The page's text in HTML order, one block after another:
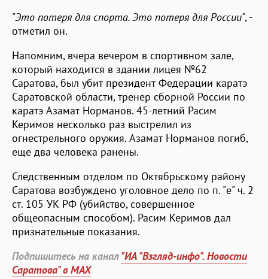
"Это потеря для спорта. Это потеря для России", -
отметил он.
Напомним, вчера вечером в спортивном зале,
который находится в здании лицея №62
Саратова, был убит президент Федерации каратэ
Саратовской области, тренер сборной России по
каратэ Азамат Норманов. 45-летний Расим
Керимов несколько раз выстрелил из
огнестрельного оружия. Азамат Норманов погиб,
еще два человека ранены.
Следственным отделом по Октябрьскому району
Саратова возбуждено уголовное дело по п. "е" ч. 2
ст. 105 УК РФ (убийство, совершенное
общеопасным способом). Расим Керимов дал
признательные показания.
Подпишитесь на канал"ИА "Взгляд-инфо". Новости
Саратова" в MAX